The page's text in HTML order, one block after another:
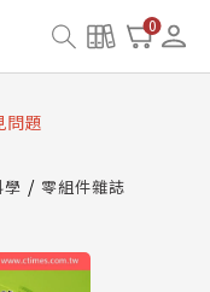
0
護中，本站同步暫
併與書櫃開通申請
問題
明及資產合併結果
維護中，本站同步暫
學
零組件雜誌